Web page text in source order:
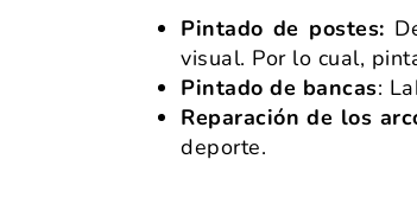
Pintado de postes:
visual. Por lo cual,
Pintado de bancas:
Reparación de los
deporte.